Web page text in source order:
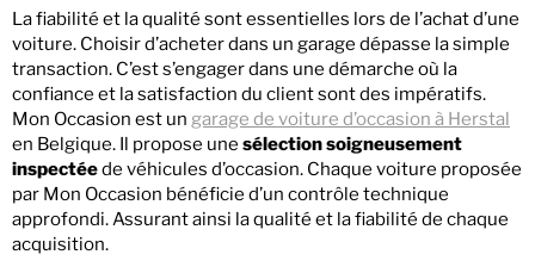
La fiabilité et la qualité sont essentielles lors de l’achat d’une
voiture. Choisir d’acheter dans un garage dépasse la simple
transaction. C’est s’engager dans une démarche où la
confiance et la satisfaction du client sont des impératifs.
Mon Occasion est un garage de voiture d’occasion à Herstal
en Belgique. Il propose une sélection soigneusement
inspectéede véhicules d’occasion. Chaque voiture proposée
par Mon Occasion bénéficie d’un contrôle technique
approfondi. Assurant ainsi la qualité et la fiabilité de chaque
acquisition.